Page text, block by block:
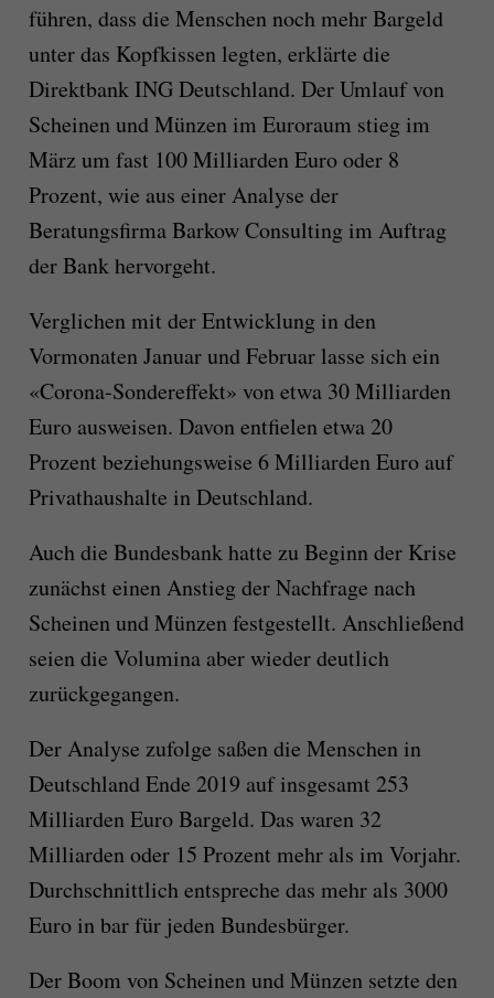
führen, dass die Menschen noch mehr Bargeld
unter das Kopfkissen legten, erklärte die
Direktbank ING Deutschland. Der Umlauf von
Scheinen und Münzen im Euroraum stieg im
März um fast 100 Milliarden Euro oder 8
Prozent, wie aus einer Analyse der
Beratungsfirma Barkow Consulting im Auftrag
der Bank hervorgeht.
Verglichen mit der Entwicklung in den
Vormonaten Januar und Februar lasse sich ein
«Corona-Sondereffekt» von etwa 30 Milliarden
Euro ausweisen. Davon entfielen etwa 20
Prozent beziehungsweise 6 Milliarden Euro auf
Privathaushalte in Deutschland.
Auch die Bundesbank hatte zu Beginn der Krise
zunächst einen Anstieg der Nachfrage nach
Scheinen und Münzen festgestellt. Anschließend
seien die Volumina aber wieder deutlich
zurückgegangen.
Der Analyse zufolge saßen die Menschen in
Deutschland Ende 2019 auf insgesamt 253
Milliarden Euro Bargeld. Das waren 32
Milliarden oder 15 Prozent mehr als im Vorjahr.
Durchschnittlich entspreche das mehr als 3000
Euro in bar für jeden Bundesbürger.
Der Boom von Scheinen und Münzen setzte den